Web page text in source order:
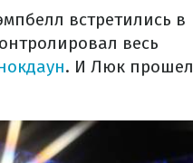
встретились в
весь
. И Люк прошел